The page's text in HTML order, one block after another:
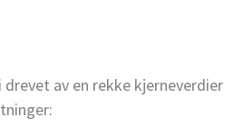
av en rekke kjerneverdier